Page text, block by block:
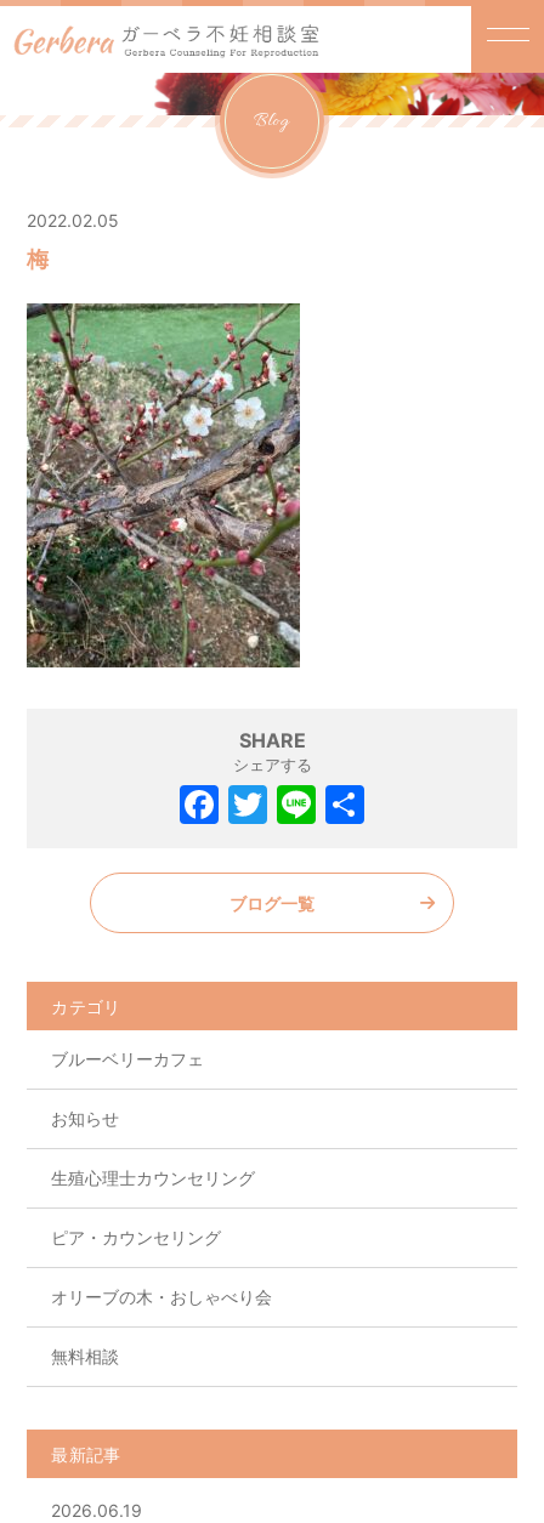
Blog
2022.02.05
梅
SHARE
シェアする
F
c
e
o
o
k
T
itt
er
Li
e
ブログ一覧
カテゴリ
ブルーベリーカフェ
お知らせ
生殖心理士カウンセリング
ピア・カウンセリング
オリーブの木・おしゃべり会
無料相談
最新記事
2026.06.19